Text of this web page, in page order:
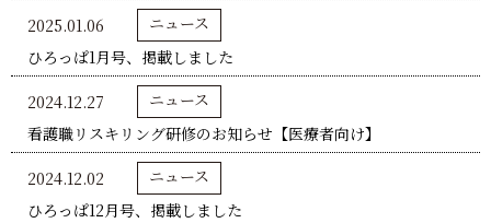
2025.01.06
ニュース
ひろっぱ1月号、掲載しました
2024.12.27
ニュース
看護職リスキリング研修のお知らせ【医療者向け】
2024.12.02
ニュース
ひろっぱ12月号、掲載しました